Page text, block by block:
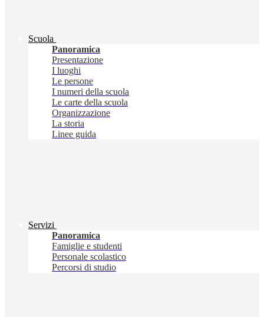
Scuola
Panoramica
Presentazione
I luoghi
Le persone
I numeri della scuola
Le carte della scuola
Organizzazione
La storia
Linee guida
Servizi
Panoramica
Famiglie e studenti
Personale scolastico
Percorsi di studio